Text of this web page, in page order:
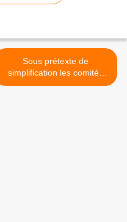
Sous prétexte de
simplification les comités
d'Hygiène et de sécurité